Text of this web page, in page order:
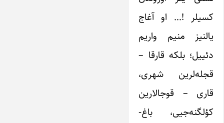
کسیلر !… او آغاج
یالنیز منیم واریم
دئییل؛ بلکه قارقا –
قجله‌لرین شهری،
قاری – قوجالارین
کؤلگنه‌جیی، باغ-